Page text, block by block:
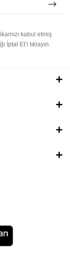
kabul etmiş
İptal Et’i tıklayın.